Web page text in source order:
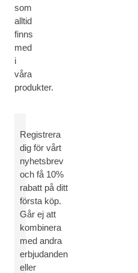
som
alltid
finns
med
i
våra
produkter.
Registrera
dig för vårt
nyhetsbrev
och få 10%
rabatt på ditt
första köp.
Går ej att
kombinera
med andra
erbjudanden
eller